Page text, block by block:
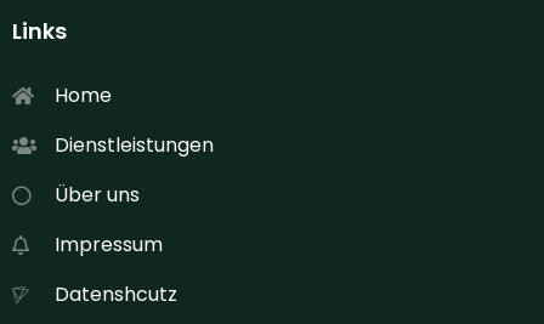
Links
Home
Dienstleistungen
Über uns
Impressum
Datenshcutz